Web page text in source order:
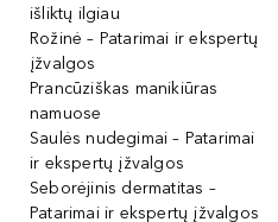
išliktų ilgiau
Rožinė – Patarimai ir ekspertų
įžvalgos
Prancūziškas manikiūras
namuose
Saulės nudegimai – Patarimai
ir ekspertų įžvalgos
Seborėjinis dermatitas –
Patarimai ir ekspertų įžvalgos